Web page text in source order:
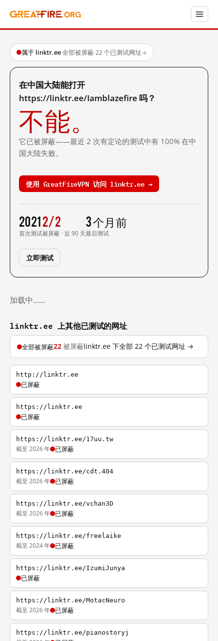
属于 linktr.ee·全部被屏蔽·22 个已测试网址→
在中国大陆能打开
https://linktr.ee/Iamblazefire 吗？
不能。
它已被屏蔽——最近 2 次有定论的测试中有 100% 在中
国大陆失败。
使用 GreatFireVPN 访问 linktr.ee →
2021
首次测试
2/2
被屏蔽 · 近 90 天
3 个月前
最后测试
立即测试
加载中……
linktr.ee 上其他已测试的网址
全部被屏蔽22 被屏蔽linktr.ee 下全部 22 个已测试网址 →
http://linktr.ee
已屏蔽
https://linktr.ee
已屏蔽
https://linktr.ee/17uu.tw
截至 2026 年 已屏蔽
https://linktr.ee/cdt.404
截至 2026 年 已屏蔽
https://linktr.ee/vchan3D
截至 2026 年 已屏蔽
https://linktr.ee/freelaike
截至 2024 年 已屏蔽
https://linktr.ee/IzumiJunya
已屏蔽
https://linktr.ee/MotacNeuro
截至 2026 年 已屏蔽
https://linktr.ee/pianostoryj